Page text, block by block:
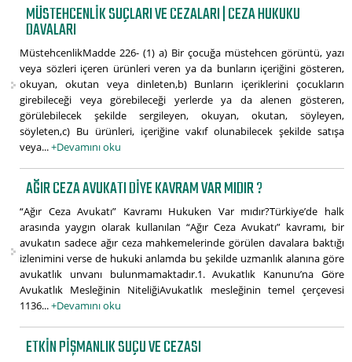
MÜSTEHCENLIK SUÇLARI VE CEZALARI | CEZA HUKUKU
DAVALARI
MüstehcenlikMadde 226- (1) a) Bir çocuğa müstehcen görüntü, yazı
veya sözleri içeren ürünleri veren ya da bunların içeriğini gösteren,
okuyan, okutan veya dinleten,b) Bunların içeriklerini çocukların
girebileceği veya görebileceği yerlerde ya da alenen gösteren,
görülebilecek şekilde sergileyen, okuyan, okutan, söyleyen,
söyleten,c) Bu ürünleri, içeriğine vakıf olunabilecek şekilde satışa
veya...+Devamını oku
AĞIR CEZA AVUKATI DIYE KAVRAM VAR MIDIR ?
“Ağır Ceza Avukatı” Kavramı Hukuken Var mıdır?Türkiye’de halk
arasında yaygın olarak kullanılan “Ağır Ceza Avukatı” kavramı, bir
avukatın sadece ağır ceza mahkemelerinde görülen davalara baktığı
izlenimini verse de hukuki anlamda bu şekilde uzmanlık alanına göre
avukatlık unvanı bulunmamaktadır.1. Avukatlık Kanunu’na Göre
Avukatlık Mesleğinin NiteliğiAvukatlık mesleğinin temel çerçevesi
1136...+Devamını oku
ETKIN PIŞMANLIK SUÇU VE CEZASI